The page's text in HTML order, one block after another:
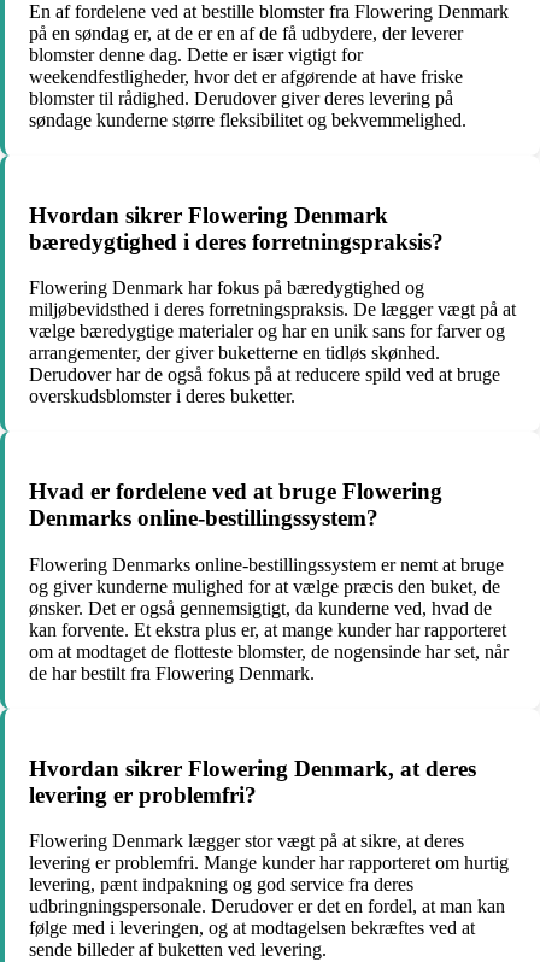
En af fordelene ved at bestille blomster fra Flowering Denmark
på en søndag er, at de er en af de få udbydere, der leverer
blomster denne dag. Dette er især vigtigt for
weekendfestligheder, hvor det er afgørende at have friske
blomster til rådighed. Derudover giver deres levering på
søndage kunderne større fleksibilitet og bekvemmelighed.
Hvordan sikrer Flowering Denmark
bæredygtighed i deres forretningspraksis?
Flowering Denmark har fokus på bæredygtighed og
miljøbevidsthed i deres forretningspraksis. De lægger vægt på at
vælge bæredygtige materialer og har en unik sans for farver og
arrangementer, der giver buketterne en tidløs skønhed.
Derudover har de også fokus på at reducere spild ved at bruge
overskudsblomster i deres buketter.
Hvad er fordelene ved at bruge Flowering
Denmarks online-bestillingssystem?
Flowering Denmarks online-bestillingssystem er nemt at bruge
og giver kunderne mulighed for at vælge præcis den buket, de
ønsker. Det er også gennemsigtigt, da kunderne ved, hvad de
kan forvente. Et ekstra plus er, at mange kunder har rapporteret
om at modtaget de flotteste blomster, de nogensinde har set, når
de har bestilt fra Flowering Denmark.
Hvordan sikrer Flowering Denmark, at deres
levering er problemfri?
Flowering Denmark lægger stor vægt på at sikre, at deres
levering er problemfri. Mange kunder har rapporteret om hurtig
levering, pænt indpakning og god service fra deres
udbringningspersonale. Derudover er det en fordel, at man kan
følge med i leveringen, og at modtagelsen bekræftes ved at
sende billeder af buketten ved levering.